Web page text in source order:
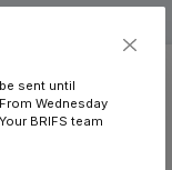
sent until
Wednesday
BRIFS team